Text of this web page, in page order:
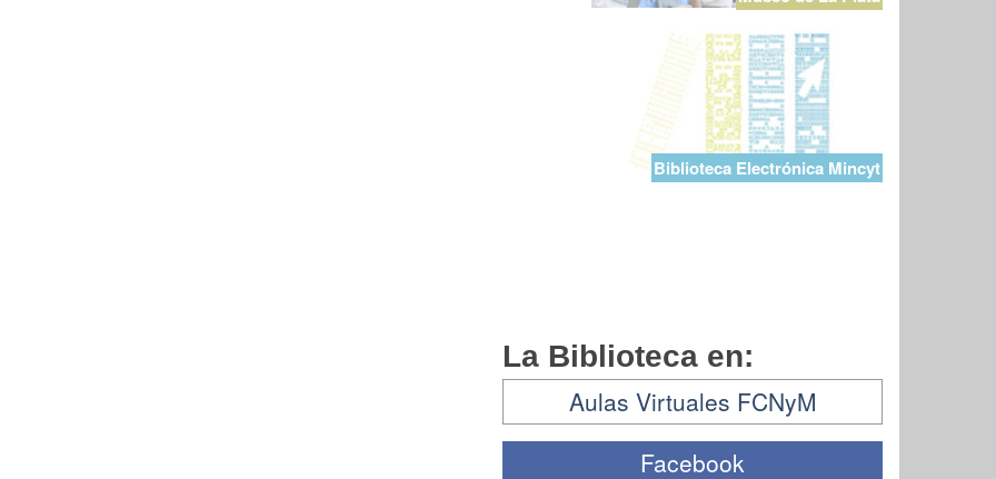
Biblioteca Electrónica Mincyt
La Biblioteca en:
Aulas Virtuales FCNyM
Facebook